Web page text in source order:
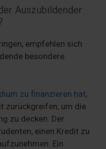
Auszubildender
empfehlen sich
besondere
zu finanzieren hat,
zurückgreifen, um die
zu decken. Der
einen Kredit zu
Ein